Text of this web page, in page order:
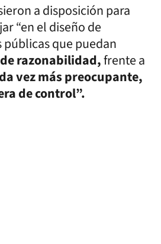
a disposición para
“en el diseño de
que puedan
razonabilidad,frente a
vez más preocupante,
de control”.